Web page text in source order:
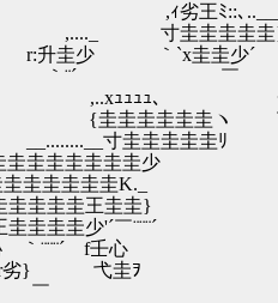
::､
圭圭圭圭
`x圭圭少´
￣ ＿
ｭｭ､ 〈圭
圭ヽ ￣
圭圭圭圭ﾘ
圭圭圭圭圭圭少
圭圭圭圭K._
圭圭圭王圭圭}
圭少'´￣¨¨¨´
f壬心
弋圭ｦ